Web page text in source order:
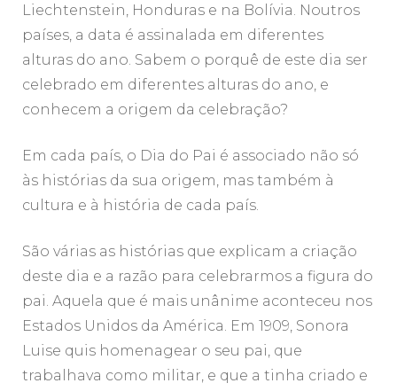
Liechtenstein, Honduras e na Bolívia. Noutros
países, a data é assinalada em diferentes
alturas do ano. Sabem o porquê de este dia ser
celebrado em diferentes alturas do ano, e
conhecem a origem da celebração?
Em cada país, o Dia do Pai é associado não só
às histórias da sua origem, mas também à
cultura e à história de cada país.
São várias as histórias que explicam a criação
deste dia e a razão para celebrarmos a figura do
pai. Aquela que é mais unânime aconteceu nos
Estados Unidos da América. Em 1909, Sonora
Luise quis homenagear o seu pai, que
trabalhava como militar, e que a tinha criado e